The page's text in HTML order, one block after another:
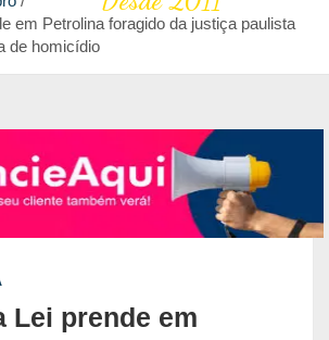
em Petrolina foragido da justiça paulista
de homicídio
Lei prende em